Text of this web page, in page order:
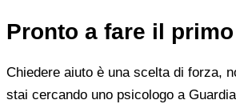
Pronto a fare il
Chiedere aiuto è una scelta di forza,
stai cercando uno psicologo a